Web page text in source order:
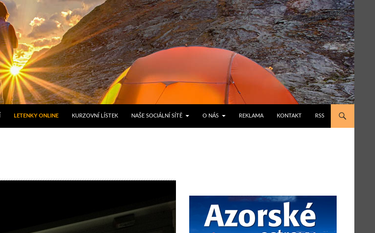
LETENKY ONLINE KURZOVNÍ LÍSTEK NAŠE SOCIÁLNÍ SÍTĚ O NÁS REKLAMA KONTAKT RSS